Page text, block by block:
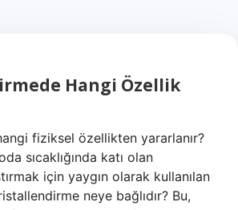
Hangi Özellik
fiziksel özellikten yararlanır?
sıcaklığında katı olan
için yaygın olarak kullanılan
neye bağlıdır? Bu,